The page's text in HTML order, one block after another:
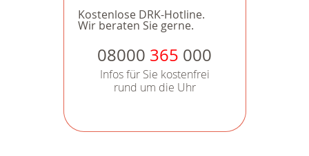
Kostenlose DRK-Hotline.
Wir beraten Sie gerne.
08000 365 000
Infos für Sie kostenfrei
rund um die Uhr